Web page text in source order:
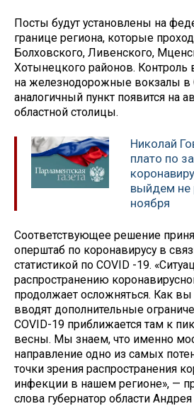
Посты будут установлены на
границе региона, которые
Болховского, Ливенского,
Хотынецкого районов. Контроль
на железнодорожные вокзалы в
аналогичный пункт появится на
областной столицы.
Николай
плато по
выйдем не
ноября
Соответствующее решение
оперштаб по коронавирусу в
статистикой по COVID -19.
распространению
продолжает осложняться. Как
вводят дополнительные
COVID-19 приближается там к
весны. Мы знаем, что именно
направление одно из самых
точки зрения распространения
инфекции в нашем регионе», —
слова губернатор области